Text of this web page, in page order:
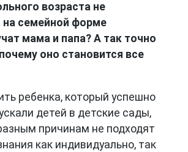
возраста не
семейной форме
мама и папа? А так точно
оно становится все
ребенка, который успешно
детей в детские сады,
причинам не подходят
как индивидуально, так